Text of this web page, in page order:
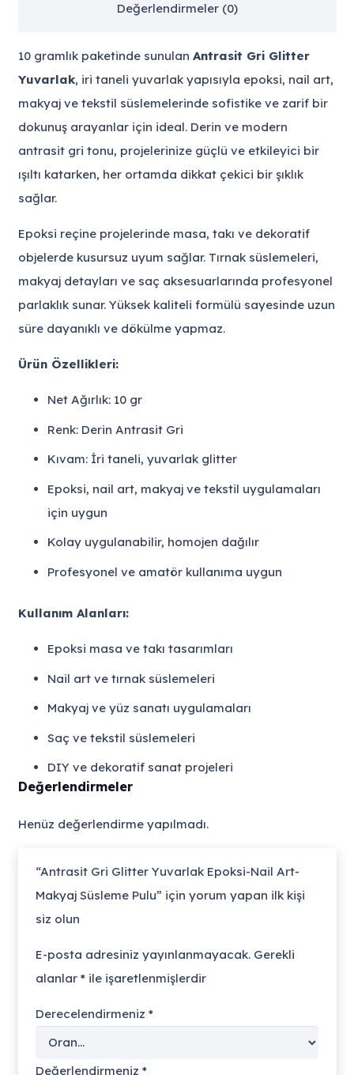
Değerlendirmeler (0)
10 gramlık paketinde sunulan Antrasit Gri Glitter
Yuvarlak, iri taneli yuvarlak yapısıyla epoksi, nail art,
makyaj ve tekstil süslemelerinde sofistike ve zarif bir
dokunuş arayanlar için ideal. Derin ve modern
antrasit gri tonu, projelerinize güçlü ve etkileyici bir
ışıltı katarken, her ortamda dikkat çekici bir şıklık
sağlar.
Epoksi reçine projelerinde masa, takı ve dekoratif
objelerde kusursuz uyum sağlar. Tırnak süslemeleri,
makyaj detayları ve saç aksesuarlarında profesyonel
parlaklık sunar. Yüksek kaliteli formülü sayesinde uzun
süre dayanıklı ve dökülme yapmaz.
Ürün Özellikleri:
Net Ağırlık: 10 gr
Renk: Derin Antrasit Gri
Kıvam: İri taneli, yuvarlak glitter
Epoksi, nail art, makyaj ve tekstil uygulamaları
için uygun
Kolay uygulanabilir, homojen dağılır
Profesyonel ve amatör kullanıma uygun
Kullanım Alanları:
Epoksi masa ve takı tasarımları
Nail art ve tırnak süslemeleri
Makyaj ve yüz sanatı uygulamaları
Saç ve tekstil süslemeleri
DIY ve dekoratif sanat projeleri
Değerlendirmeler
Henüz değerlendirme yapılmadı.
“Antrasit Gri Glitter Yuvarlak Epoksi-Nail Art-
Makyaj Süsleme Pulu” için yorum yapan ilk kişi
siz olun
E-posta adresiniz yayınlanmayacak. Gerekli
alanlar * ile işaretlenmişlerdir
Derecelendirmeniz *
Değerlendirmeniz *